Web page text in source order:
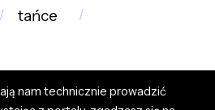
tańce
nam technicznie prowadzić